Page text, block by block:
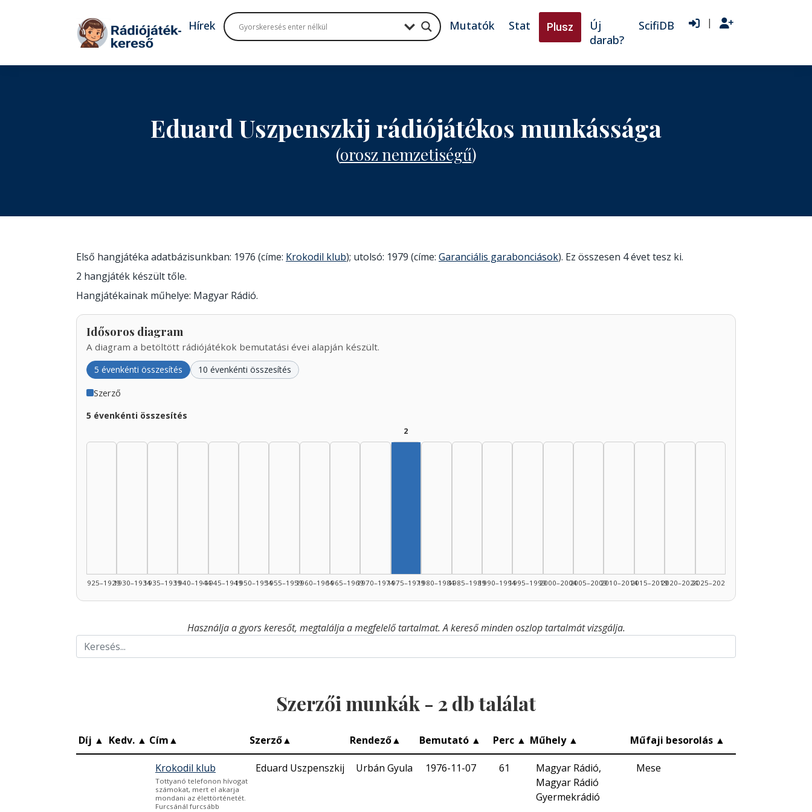
Tovább a tartalomhoz
Hírek Mutatók Stat Plusz
Új
darab?
ScifiDB |
Eduard Uszpenszkij rádiójátékos munkássága
(orosz nemzetiségű)
Első hangjátéka adatbázisunkban: 1976 (címe: Krokodil klub); utolsó: 1979 (címe: Garanciális garabonciások). Ez összesen 4 évet tesz ki.
2 hangjáték készült tőle.
Hangjátékainak műhelye: Magyar Rádió.
Idősoros diagram
A diagram a betöltött rádiójátékok bemutatási évei alapján készült.
5 évenkénti összesítés 10 évenkénti összesítés
Szerző
5 évenkénti összesítés
1925–19291930–19341935–19391940–19441945–19491950–19541955–19591960–19641965–19691970–1974
2
1975–19791980–19841985–19891990–19941995–19992000–20042005–20092010–20142015–20192020–20242025–2026
Használja a gyors keresőt, megtalálja a megfelelő tartalmat. A kereső minden oszlop tartalmát vizsgálja.
Szerzői munkák - 2 db találat
Díj ▲ Kedv. ▲ Cím▲ Szerző▲ Rendező▲ Bemutató ▲ Perc ▲ Műhely ▲ Műfaji besorolás ▲
Krokodil klub
Tottyanó telefonon hívogat
számokat, mert el akarja
mondani az élettörténetét.
Furcsánál furcsább
Eduard Uszpenszkij Urbán Gyula 1976-11-07 61
Magyar Rádió,
Magyar Rádió
Gyermekrádió
Mese